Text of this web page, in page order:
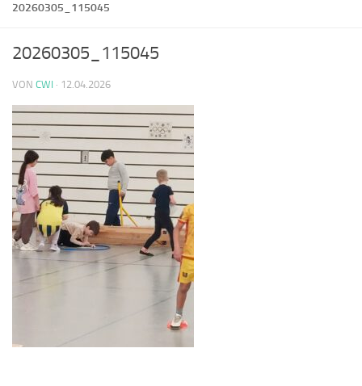
20260305_115045
20260305_115045
VON CWI · 12.04.2026